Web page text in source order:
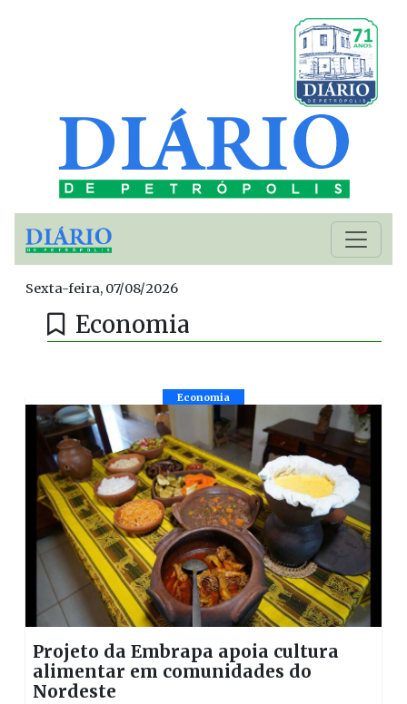
Sexta-feira, 07/08/2026
Economia
Economia
Projeto da Embrapa apoia cultura
alimentar em comunidades do
Nordeste